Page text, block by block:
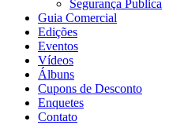
Segurança Publica
Guia Comercial
Edições
Eventos
Vídeos
Álbuns
Cupons de Desconto
Enquetes
Contato